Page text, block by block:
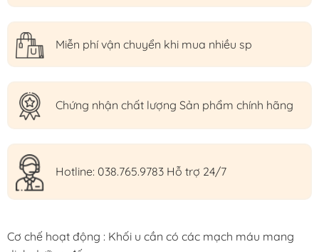
Miễn phí vận chuyển khi mua nhiều sp
Chứng nhận chất lượng Sản phẩm chính hãng
Hotline: 038.765.9783 Hỗ trợ 24/7
Cơ chế hoạt động : Khối u cần có các mạch máu mang